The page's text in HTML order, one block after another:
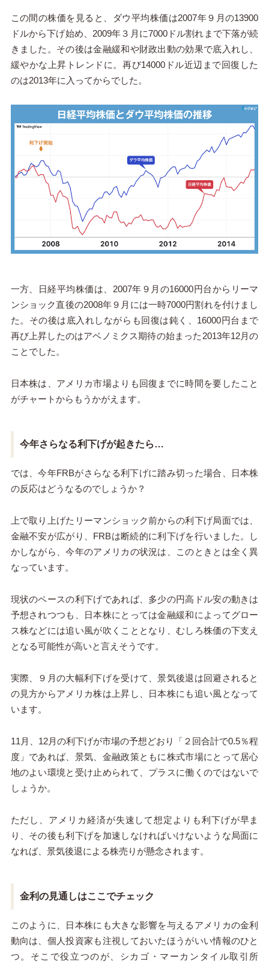
この間の株価を見ると、ダウ平均株価は2007年９月の13900
ドルから下げ始め、2009年３月に7000ドル割れまで下落が続
きました。その後は金融緩和や財政出動の効果で底入れし、
緩やかな上昇トレンドに。再び14000ドル近辺まで回復した
のは2013年に入ってからでした。
一方、日経平均株価は、2007年９月の16000円台からリーマ
ンショック直後の2008年９月には一時7000円割れを付けまし
た。その後は底入れしながらも回復は鈍く、16000円台まで
再び上昇したのはアベノミクス期待の始まった2013年12月の
ことでした。
日本株は、アメリカ市場よりも回復までに時間を要したこと
がチャートからもうかがえます。
今年さらなる利下げが起きたら…
では、今年FRBがさらなる利下げに踏み切った場合、日本株
の反応はどうなるのでしょうか？
上で取り上げたリーマンショック前からの利下げ局面では、
金融不安が広がり、FRBは断続的に利下げを行いました。し
かしながら、今年のアメリカの状況は、このときとは全く異
なっています。
現状のペースの利下げであれば、多少の円高ドル安の動きは
予想されつつも、日本株にとっては金融緩和によってグロー
ス株などには追い風が吹くこととなり、むしろ株価の下支え
となる可能性が高いと言えそうです。
実際、９月の大幅利下げを受けて、景気後退は回避されると
の見方からアメリカ株は上昇し、日本株にも追い風となって
います。
11月、12月の利下げが市場の予想どおり「２回合計で0.5％程
度」であれば、景気、金融政策ともに株式市場にとって居心
地のよい環境と受け止められて、プラスに働くのではないで
しょうか。
ただし、アメリカ経済が失速して想定よりも利下げが早ま
り、その後も利下げを加速しなければいけないような局面に
なれば、景気後退による株売りが懸念されます。
金利の見通しはここでチェック
このように、日本株にも大きな影響を与えるアメリカの金利
動向は、個人投資家も注視しておいたほうがいい情報のひと
つ。そこで役立つのが、シカゴ・マーカンタイル取引所